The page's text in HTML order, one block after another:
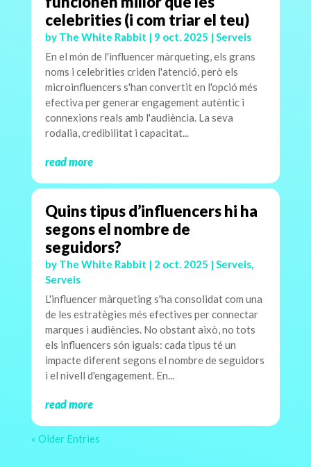
celebrities (i com triar el teu)
by The White Rabbit | 9 oct. 2025 | Serveis
En el món de l'influencer màrqueting, els grans
noms i celebrities criden l'atenció, però els
microinfluencers s'han convertit en l'opció més
efectiva per generar engagement autèntic i
connexions reals amb l'audiència. La seva
rodalia, credibilitat i capacitat...
read more
Quins tipus d’influencers hi ha
segons el nombre de
seguidors?
by The White Rabbit | 2 oct. 2025 | Serveis,
Serveis
L'influencer màrqueting s'ha consolidat com una
de les estratègies més efectives per connectar
marques i audiències. No obstant això, no tots
els influencers són iguals: cada tipus té un
impacte diferent segons el nombre de seguidors
i el nivell d'engagement. En...
read more
« Older Entries